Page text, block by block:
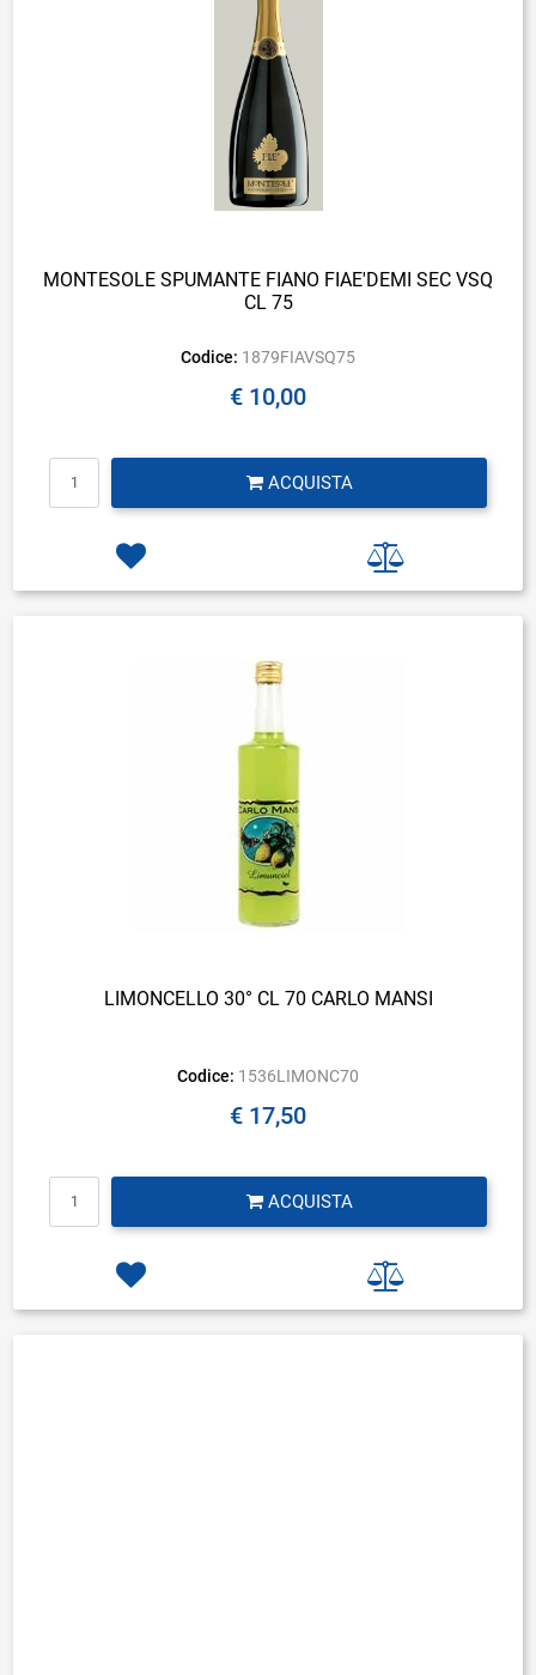
MONTESOLE SPUMANTE FIANO FIAE'DEMI SEC VSQ
CL 75
Codice: 1879FIAVSQ75
€ 10,00
ACQUISTA
LIMONCELLO 30° CL 70 CARLO MANSI
Codice: 1536LIMONC70
€ 17,50
ACQUISTA